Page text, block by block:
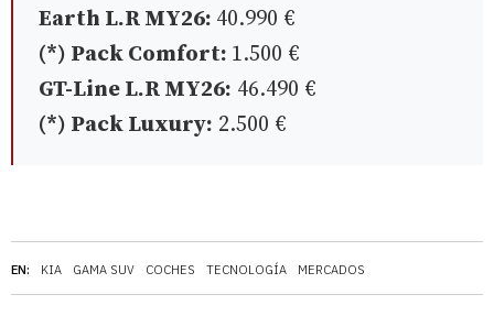
EN: KIA GAMA SUV COCHES TECNOLOGÍA MERCADOS
Earth L.R MY26: 40.990 €
(*) Pack Comfort: 1.500 €
GT-Line L.R MY26: 46.490 €
(*) Pack Luxury: 2.500 €